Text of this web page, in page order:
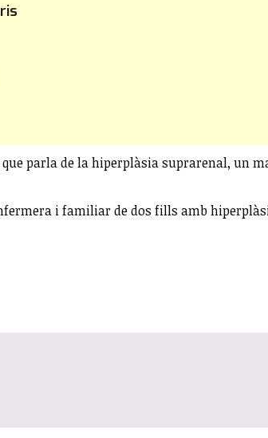
parla de la hiperplàsia suprarenal, un
i familiar de dos fills amb